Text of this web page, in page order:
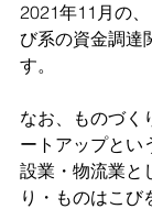
2021年11月の
び系の資金調達
す。
なお、ものづく
ートアップとい
設業・物流業と
り・ものはこび